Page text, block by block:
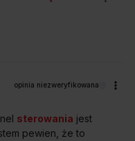
opinia niezweryfikowana
sterowania jest
pewien, że to